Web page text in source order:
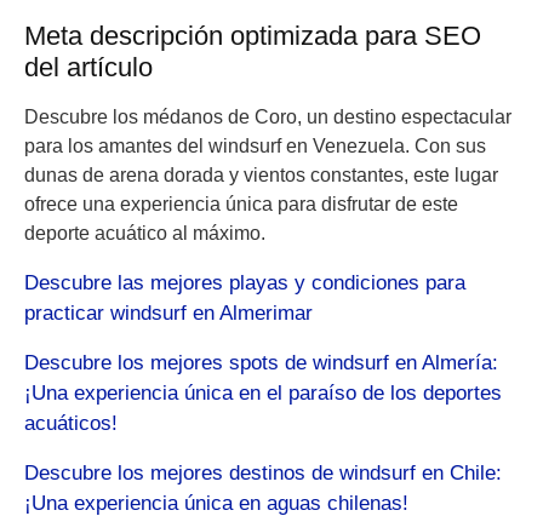
Meta descripción optimizada para SEO
del artículo
Descubre los médanos de Coro, un destino espectacular
para los amantes del windsurf en Venezuela. Con sus
dunas de arena dorada y vientos constantes, este lugar
ofrece una experiencia única para disfrutar de este
deporte acuático al máximo.
Descubre las mejores playas y condiciones para
practicar windsurf en Almerimar
Descubre los mejores spots de windsurf en Almería:
¡Una experiencia única en el paraíso de los deportes
acuáticos!
Descubre los mejores destinos de windsurf en Chile:
¡Una experiencia única en aguas chilenas!